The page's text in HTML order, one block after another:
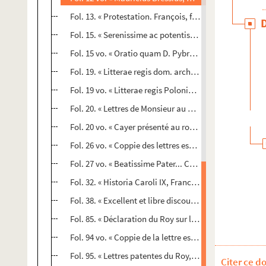
Fol. 13. « Protestation. François, fils et frère de roy,
Fol. 15. « Serenissime ac potentissime rex et
Fol. 15 vo. « Oratio quam D. Pybracus in ingressu ab (
Fol. 19. « Litterae regis dom. archiepiscopo
Fol. 19 vo. « Litterae regis Poloniae. Christianissime
Fol. 20. « Lettres de Monsieur au Roy, son frère.
Fol. 20 vo. « Cayer présenté au roy Henry 3, à
Fol. 26 vo. « Coppie des lettres escrittes par le roy
Fol. 27 vo. « Beatissime Pater... Cum multa dignitatis
Fol. 32. « Historia Caroli IX, Francorum regis. De
Fol. 38. « Excellent et libre discours sur l'estat
Fol. 85. « Déclaration du Roy sur l'attentat, félonie
Fol. 94 vo. « Coppie de la lettre escrite par le feu roy
Fol. 95. « Lettres patentes du Roy, contenant la
Citer ce